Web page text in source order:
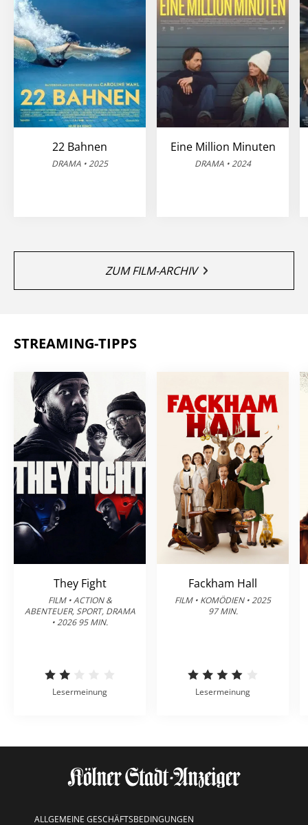
22 Bahnen
DRAMA • 2025
Eine Million Minuten
DRAMA • 2024
ZUM FILM-ARCHIV
STREAMING-TIPPS
They Fight
FILM • ACTION &
ABENTEUER, SPORT, DRAMA
• 2026 95 MIN.
Lesermeinung
Fackham Hall
FILM • KOMÖDIEN • 2025
97 MIN.
Lesermeinung
ALLGEMEINE GESCHÄFTSBEDINGUNGEN